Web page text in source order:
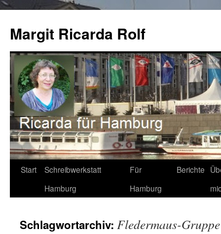
springen
Margit Ricarda Rolf
Start
Schreibwerkstatt
Hamburg
Für
Hamburg
Berichte
Schlagwortarchiv: Fledermaus-Gruppe